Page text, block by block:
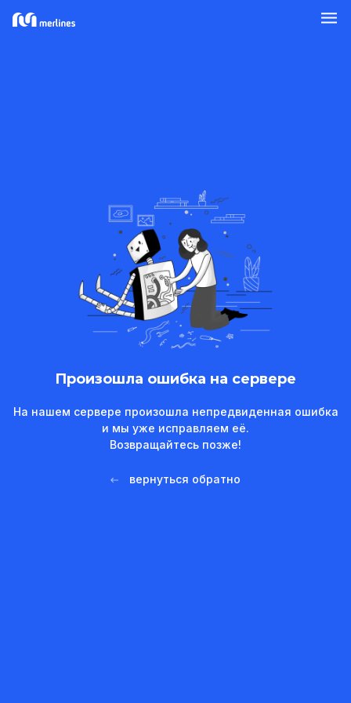
Произошла ошибка на сервере
На нашем сервере произошла непредвиденная ошибка
и мы уже исправляем её.
Возвращайтесь позже!
вернуться обратно